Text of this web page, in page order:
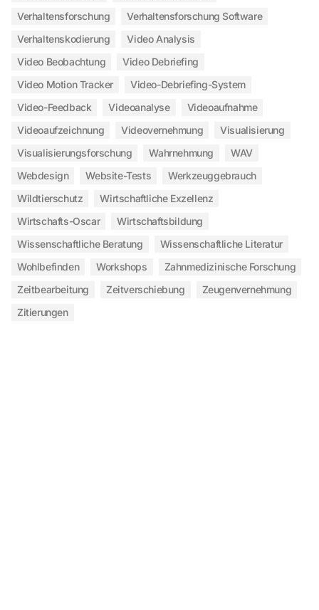
Verhaltensforschung
Verhaltensforschung Software
Verhaltenskodierung
Video Analysis
Video Beobachtung
Video Debriefing
Video Motion Tracker
Video-Debriefing-System
Video-Feedback
Videoanalyse
Videoaufnahme
Videoaufzeichnung
Videovernehmung
Visualisierung
Visualisierungsforschung
Wahrnehmung
WAV
Webdesign
Website-Tests
Werkzeuggebrauch
Wildtierschutz
Wirtschaftliche Exzellenz
Wirtschafts-Oscar
Wirtschaftsbildung
Wissenschaftliche Beratung
Wissenschaftliche Literatur
Wohlbefinden
Workshops
Zahnmedizinische Forschung
Zeitbearbeitung
Zeitverschiebung
Zeugenvernehmung
Zitierungen